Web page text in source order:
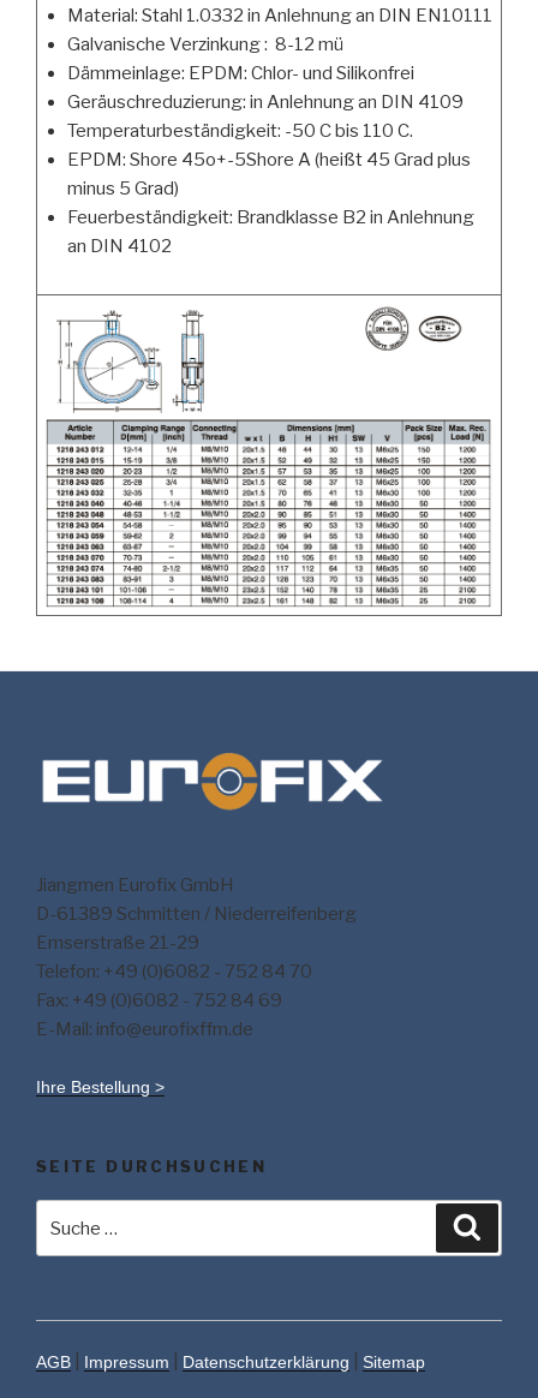
Material: Stahl 1.0332 in Anlehnung an DIN EN10111
Galvanische Verzinkung : 8-12 mü
Dämmeinlage: EPDM: Chlor- und Silikonfrei
Geräuschreduzierung: in Anlehnung an DIN 4109
Temperaturbeständigkeit: -50 C bis 110 C.
EPDM: Shore 45o+-5Shore A (heißt 45 Grad plus
minus 5 Grad)
Feuerbeständigkeit: Brandklasse B2 in Anlehnung
an DIN 4102
Jiangmen Eurofix GmbH
D-61389 Schmitten / Niederreifenberg
Emserstraße 21-29
Telefon: +49 (0)6082 - 752 84 70
Fax: +49 (0)6082 - 752 84 69
E-Mail: info@eurofixffm.de
Ihre Bestellung >
SEITE DURCHSUCHEN
AGB Impressum Datenschutzerklärung Sitemap